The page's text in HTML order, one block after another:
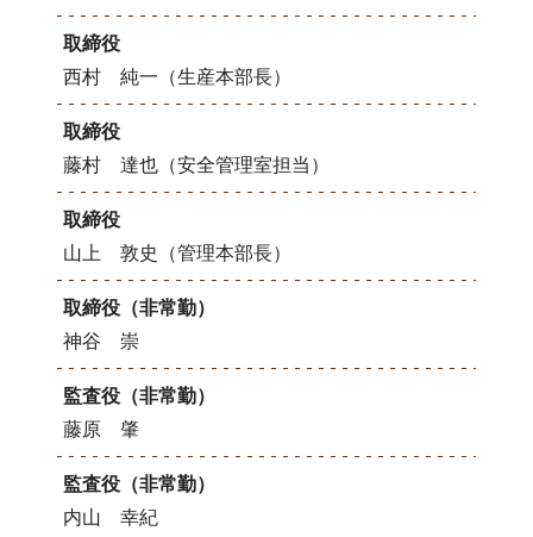
取締役
西村 純一（生産本部長）
取締役
藤村 達也（安全管理室担当）
取締役
山上 敦史（管理本部長）
取締役（非常勤）
神谷 崇
監査役（非常勤）
藤原 肇
監査役（非常勤）
内山 幸紀